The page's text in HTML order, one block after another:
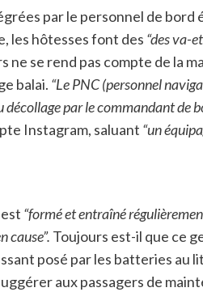
par le personnel de bord
les hôtesses font des “des va-
ne se rend pas compte de la
balai. “Le PNC (personnel
par le commandant de
Instagram, saluant “un
“formé et entraîné
cause”. Toujours est-il que ce
posé par les batteries au
aux passagers de